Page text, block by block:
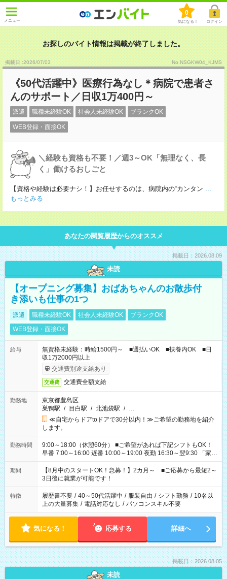
メニュー
0
気になる！ ログイン
お探しのバイト情報は掲載が終了しました。
掲載日 :2026/07/03 No.NSGKW04_KJMS
《50代活躍中》医療行為なし＊病院で患者さ
んのサポート／日収1万400円～
派遣 職種未経験OK 社会人未経験OK ブランクOK
WEB登録・面接OK
＼経験も資格も不要！／週3～OK「無理なく、長
く」働けるおしごと
【資格や経験は必要ナシ！】お任せするのは、病院内の“カンタン ...
もっとみる
あなたの閲覧履歴からのオススメ
掲載日：2026.08.09
未読
【オープニング募集】おばあちゃんのお散歩付
き添いも仕事の1つ
派遣 職種未経験OK 社会人未経験OK
ブランクOK
WEB登録・面接OK
給与
無資格未経験：時給1500円～ ■週払いOK ■扶養内OK ■日
収1万2000円以上
交通費別途支給あり
交通費 交通費全額支給
勤務地
東京都豊島区
巣鴨駅 / 目白駅 / 北池袋駅 / …
≪自宅からドアtoドアで30分以内！≫ご希望の勤務地を紹介
します。
勤務時間
9:00～18:00（休憩60分） ■ご希望があれば下記シフトもOK！
早番 7:00～16:00 遅番 10:00～19:00 夜勤 16:30～翌9:30 「家族
と休みを合わせたい」 「余裕を持って夕飯の準備がしたい」
「できれば残業はしたくない」 など、ご希望を教えてください
ね。 ※Wワーク希望の方へ 今ご覧のお仕事で希望する勤務時間
と、もう1つのお仕事の勤務時間。 合計で週40時間を超える場
合は応募できません。
期間
【8月中のスタートOK！急募！】2カ月～ ■ご応募から最短2～
3日後に就業が可能です！
特徴 履歴書不要 / 40～50代活躍中 / 服装自由 / シフト勤務 / 10名以
上の大量募集 / 電話対応なし / パソコンスキル不要
気になる！ 応募する 詳細へ
掲載日：2026.08.05
未読